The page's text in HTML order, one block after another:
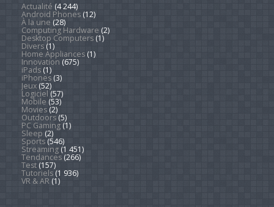
Actualité (4 244)
Android Phones(12)
À la une (28)
Computing Hardware (2)
Desktop Computers(1)
Divers(1)
Home Appliances(1)
Innovation (675)
iPads(1)
iPhones(3)
Jeux(52)
Logiciel (57)
Mobile (53)
Movies(2)
Outdoors(5)
PC Gaming(1)
Sleep (2)
Sports(546)
Streaming(1 451)
Tendances(266)
Test(157)
Tutoriels(1 936)
VR & AR(1)